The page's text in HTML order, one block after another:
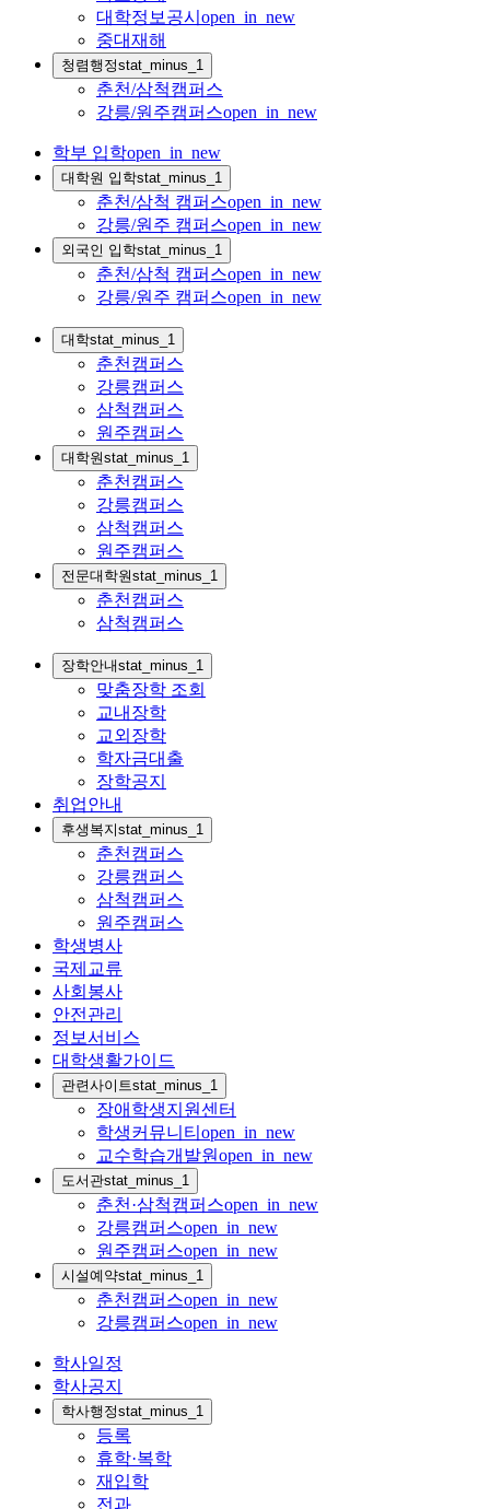
대학정보공시 open_in_new
중대재해
청렴행정stat_minus_1
춘천/삼척캠퍼스
강릉/원주캠퍼스open_in_new
학부 입학open_in_new
대학원 입학stat_minus_1
춘천/삼척 캠퍼스open_in_new
강릉/원주 캠퍼스open_in_new
외국인 입학stat_minus_1
춘천/삼척 캠퍼스open_in_new
강릉/원주 캠퍼스open_in_new
대학stat_minus_1
춘천캠퍼스
강릉캠퍼스
삼척캠퍼스
원주캠퍼스
대학원stat_minus_1
춘천캠퍼스
강릉캠퍼스
삼척캠퍼스
원주캠퍼스
전문대학원stat_minus_1
춘천캠퍼스
삼척캠퍼스
장학안내stat_minus_1
맞춤장학 조회
교내장학
교외장학
학자금대출
장학공지
취업안내
후생복지stat_minus_1
춘천캠퍼스
강릉캠퍼스
삼척캠퍼스
원주캠퍼스
학생병사
국제교류
사회봉사
안전관리
정보서비스
대학생활가이드
관련사이트stat_minus_1
장애학생지원센터
학생커뮤니티 open_in_new
교수학습개발원open_in_new
도서관stat_minus_1
춘천·삼척캠퍼스open_in_new
강릉캠퍼스open_in_new
원주캠퍼스open_in_new
시설예약stat_minus_1
춘천캠퍼스open_in_new
강릉캠퍼스open_in_new
학사일정
학사공지
학사행정stat_minus_1
등록
휴학·복학
재입학
전과